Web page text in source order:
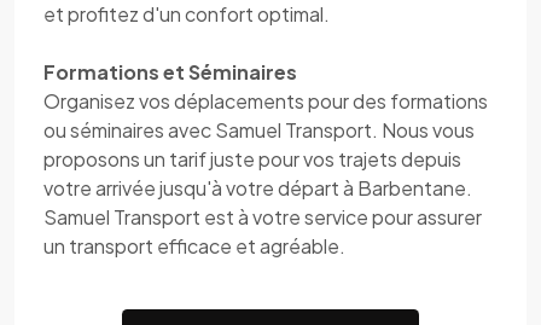
et profitez d'un confort optimal.
Formations et Séminaires
Organisez vos déplacements pour des formations
ou séminaires avec Samuel Transport. Nous vous
proposons un tarif juste pour vos trajets depuis
votre arrivée jusqu'à votre départ à Barbentane.
Samuel Transport est à votre service pour assurer
un transport efficace et agréable.